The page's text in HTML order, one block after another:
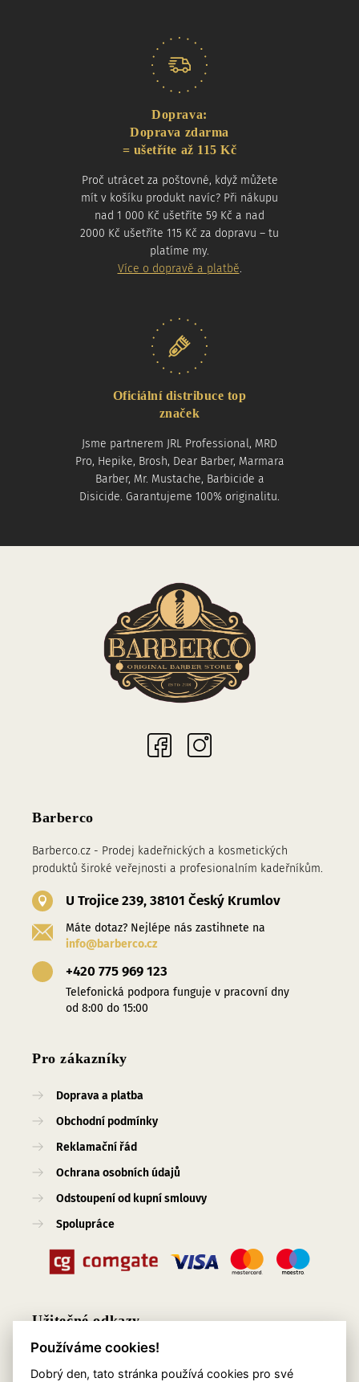
Doprava:
Doprava zdarma
= ušetříte až 115 Kč
Proč utrácet za poštovné, když můžete
mít v košíku produkt navíc? Při nákupu
nad 1 000 Kč ušetříte 59 Kč a nad
2000 Kč ušetříte 115 Kč za dopravu – tu
platíme my.
Více o dopravě a platbě.
Oficiální distribuce top
značek
Jsme partnerem JRL Professional, MRD
Pro, Hepike, Brosh, Dear Barber, Marmara
Barber, Mr. Mustache, Barbicide a
Disicide. Garantujeme 100% originalitu.
Barberco
Barberco.cz - Prodej kadeřnických a kosmetických
produktů široké veřejnosti a profesionalním kadeřníkům.
U Trojice 239, 38101 Český Krumlov
Máte dotaz? Nejlépe nás zastihnete na
info@barberco.cz
+420 775 969 123
Telefonická podpora funguje v pracovní dny
od 8:00 do 15:00
Pro zákazníky
Doprava a platba
Obchodní podmínky
Reklamační řád
Ochrana osobních údajů
Odstoupení od kupní smlouvy
Spolupráce
Užitečné odkazy
O nás
Používáme cookies!
Dobrý den, tato stránka používá cookies pro své